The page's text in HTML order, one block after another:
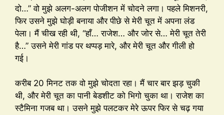
दो…” वो मुझे अलग-अलग पोजीशन में चोदने लगा। पहले मिशनरी,
फिर उसने मुझे घोड़ी बनाया और पीछे से मेरी चूत में अपना लंड
पेला। मैं चीख रही थी, “हाँ… राजेश… और जोर से… मेरी चूत तेरी
है…” उसने मेरी गांड पर थप्पड़ मारे, और मेरी चूत और गीली हो
गई।
करीब 20 मिनट तक वो मुझे चोदता रहा। मैं चार बार झड़ चुकी
थी, और मेरी चूत का पानी बेडशीट को भिगो चुका था। राजेश का
स्टैमिना गजब था। उसने मुझे पलटकर मेरे ऊपर फिर से चढ़ गया